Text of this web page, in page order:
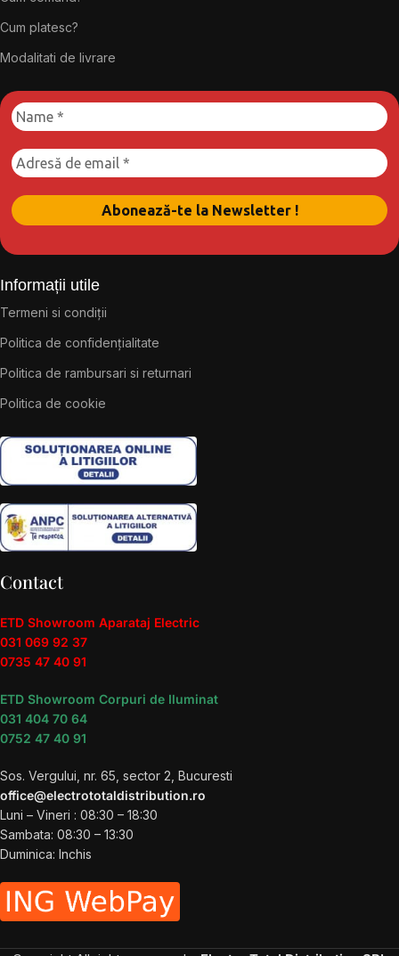
Cum platesc?
Modalitati de livrare
Informații utile
Termeni si condiții
Politica de confidențialitate
Politica de rambursari si returnari
Politica de cookie
Contact
ETD Showroom Aparataj Electric
031 069 92 37
0735 47 40 91
ETD Showroom Corpuri de Iluminat
031 404 70 64
0752 47 40 91
Sos. Vergului, nr. 65, sector 2, Bucuresti
office@electrototaldistribution.ro
Luni – Vineri : 08:30 – 18:30
Sambata: 08:30 – 13:30
Duminica: Inchis